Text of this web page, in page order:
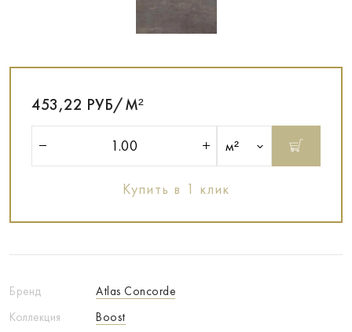
Бренд
Atlas Concorde
Коллекция
Boost
453,22 РУБ/М²
м²
Купить в 1 клик